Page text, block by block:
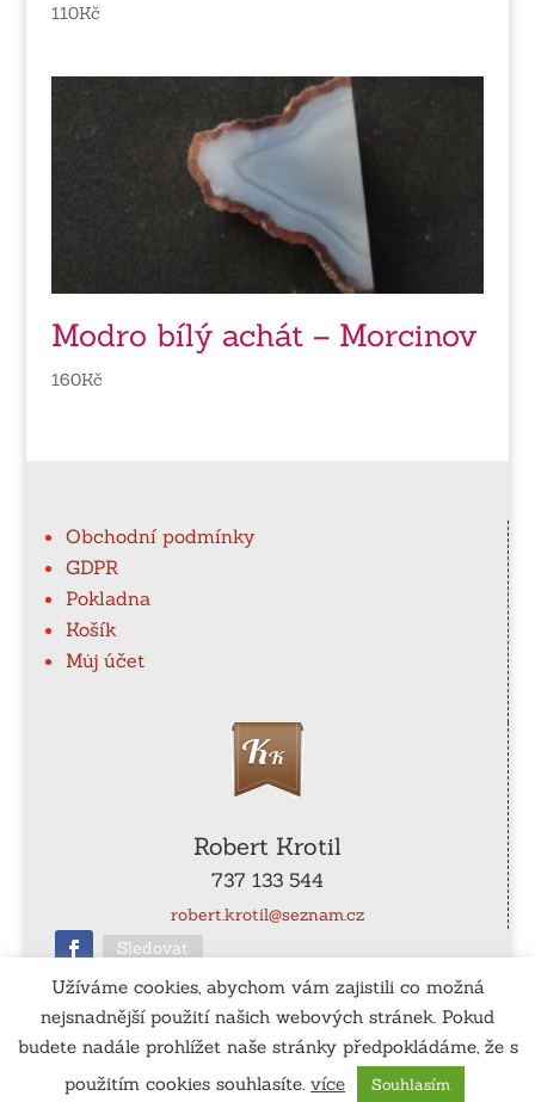
110Kč
Modro bílý achát – Morcinov
160Kč
Obchodní podmínky
GDPR
Pokladna
Košík
Můj účet
Robert Krotil
737 133 544
robert.krotil@seznam.cz
Sledovat
ČÚ: 115-990540267/0100
Vytvořil:www.tomassedlak.cz
Užíváme cookies, abychom vám zajistili co možná
nejsnadnější použití našich webových stránek. Pokud
budete nadále prohlížet naše stránky předpokládáme, že s
použitím cookies souhlasíte. více Souhlasím